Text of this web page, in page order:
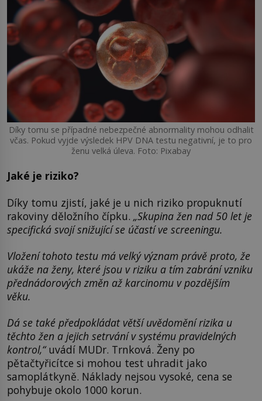
Díky tomu se případné nebezpečné abnormality mohou odhalit
včas. Pokud vyjde výsledek HPV DNA testu negativní, je to pro
ženu velká úleva. Foto: Pixabay
Jaké je riziko?
Díky tomu zjistí, jaké je u nich riziko propuknutí
rakoviny děložního čípku. „Skupina žen nad 50 let je
specifická svojí snižující se účastí ve screeningu.
Vložení tohoto testu má velký význam právě proto, že
ukáže na ženy, které jsou v riziku a tím zabrání vzniku
přednádorových změn až karcinomu v pozdějším
věku.
Dá se také předpokládat větší uvědomění rizika u
těchto žen a jejich setrvání v systému pravidelných
kontrol,“uvádí MUDr. Trnková. Ženy po
pětačtyřicítce si mohou test uhradit jako
samoplátkyně. Náklady nejsou vysoké, cena se
pohybuje okolo 1000 korun.